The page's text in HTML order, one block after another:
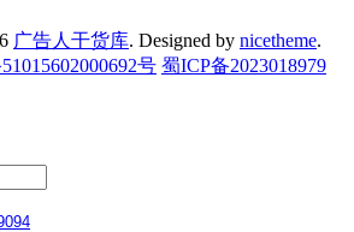
广告人干货库. Designed by nicetheme.
号 蜀ICP备2023018979